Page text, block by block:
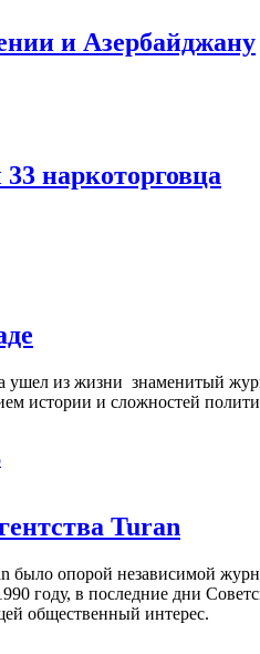
и Азербайджану
наркоторговца
ушел из жизни знаменитый
истории и сложностей
Turan
было опорой независимой
году, в последние дни
общественный интерес.